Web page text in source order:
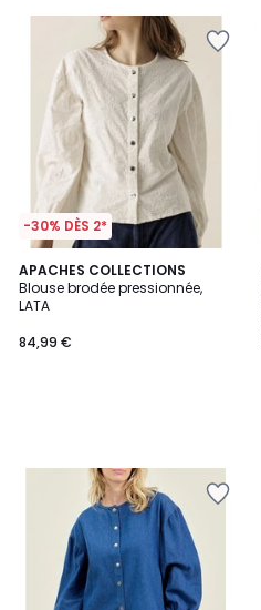
-30% DÈS 2*
APACHES COLLECTIONS
Blouse brodée pressionnée,
LATA
84,99 €